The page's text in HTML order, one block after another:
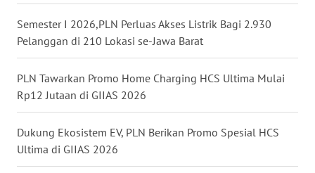
Semester I 2026,PLN Perluas Akses Listrik Bagi 2.930
Pelanggan di 210 Lokasi se-Jawa Barat
PLN Tawarkan Promo Home Charging HCS Ultima Mulai
Rp12 Jutaan di GIIAS 2026
Dukung Ekosistem EV, PLN Berikan Promo Spesial HCS
Ultima di GIIAS 2026
LANGKAT
WN
TAPANULI
SELATAN
WN
TANJUNG
LESUNG